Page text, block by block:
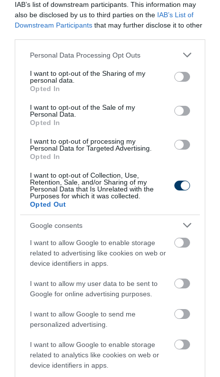
IAB’s list of downstream participants. This information may
also be disclosed by us to third parties on the IAB’s List of
Downstream Participants that may further disclose it to other
Please note that this website/app uses one or more Google
not limited to your visit or usage behaviour. You may click to
grant or deny consent to Google and its third-party tags to
use your data for below specified purposes in below Google
consent section.
Personal Data Processing Opt Outs
I want to opt-out of the Sharing of my
personal data.
Opted In
I want to opt-out of the Sale of my
Personal Data.
Opted In
I want to opt-out of processing my
Personal Data for Targeted Advertising.
Opted In
I want to opt-out of Collection, Use,
Retention, Sale, and/or Sharing of my
Personal Data that Is Unrelated with the
Purposes for which it was collected.
Opted Out
Google consents
I want to allow Google to enable storage
related to advertising like cookies on web or
device identifiers in apps.
I want to allow my user data to be sent to
Google for online advertising purposes.
I want to allow Google to send me
personalized advertising.
I want to allow Google to enable storage
related to analytics like cookies on web or
device identifiers in apps.
kézben jár. Itt nemcsak az a cél, hogy valaki ne igyon –
hanem hogy megtanuljon újra élni.
A felepulok.hu külön figyelmet fordít az edukációra is:
közérthető cikkek, tudományosan megalapozott tartalmak
abban, hogy tájékozott döntéseket hozhassanak saját vagy
hozzátartozóik érdekében. A cél egy olyan társadalmi
közeg kialakítása, amelyben az alkoholizmus felismerése
nem szégyen, hanem lehetőség a változásra.
Az alkoholizmus tehát nem csupán egyéni életvezetési
zavar, hanem kulturálisan beágyazott egészségügyi és
társadalmi szemléletformálás és az, hogy könnyen
hozzáférhető, hiteles segítség álljon rendelkezésre azok
számára, akik készek szembenézni problémájukkal. Ebben
nyújt többek között valódi, szakmailag megalapozott és